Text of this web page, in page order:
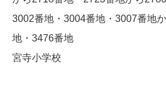
3002番地・3004番地・3007番地
地・3476番地
宮寺小学校